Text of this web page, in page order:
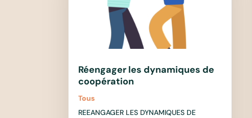
Réengager les dynamiques de
coopération
Tous
REEANGAGER LES DYNAMIQUES DE